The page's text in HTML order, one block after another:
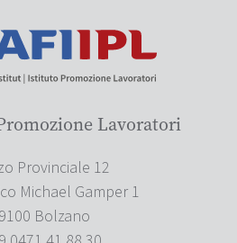
Lavoratori
Provinciale 12
Michael Gamper 1
Bolzano